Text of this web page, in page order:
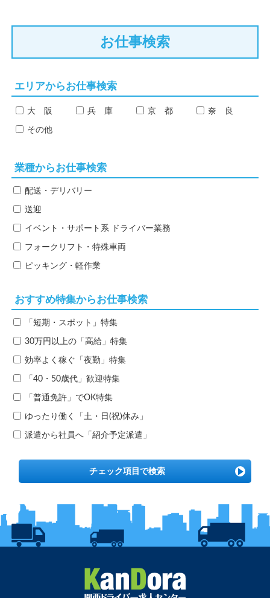
お仕事検索
エリアからお仕事検索
大 阪 兵 庫 京 都 奈 良
その他
業種からお仕事検索
配送・デリバリー
送迎
イベント・サポート系 ドライバー業務
フォークリフト・特殊車両
ピッキング・軽作業
おすすめ特集からお仕事検索
「短期・スポット」特集
30万円以上の「高給」特集
効率よく稼ぐ「夜勤」特集
「40・50歳代」歓迎特集
「普通免許」でOK特集
ゆったり働く「土・日(祝)休み」
派遣から社員へ「紹介予定派遣」
チェック項目で検索